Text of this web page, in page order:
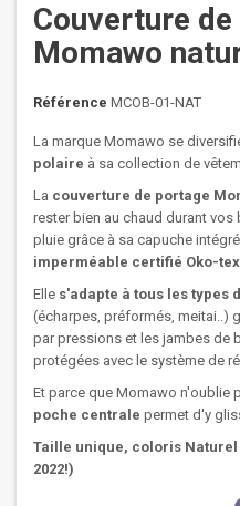
Couverture
Momawo
Référence MCOB-01-NAT
La marque Momawo se
polaire à sa collection de
La couverture de portage
rester bien au chaud durant
pluie grâce à sa capuche
imperméable certifié Oko-
Elle s'adapte à tous les types
(écharpes, préformés, meitai..)
par pressions et les jambes de
protégées avec le système de
Et parce que Momawo n'oublie
poche centrale permet d'y
Taille unique, coloris
2022!)